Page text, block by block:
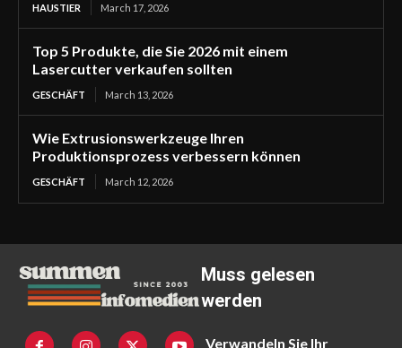
HAUSTIER March 17, 2026
Top 5 Produkte, die Sie 2026 mit einem
Lasercutter verkaufen sollten
GESCHÄFT March 13, 2026
Wie Extrusionswerkzeuge Ihren
Produktionsprozess verbessern können
GESCHÄFT March 12, 2026
Muss gelesen
werden
Verwandeln Sie Ihr